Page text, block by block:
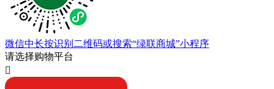
微信中长按识别二维码或搜索“绿联商城”小程序
请选择购物平台
